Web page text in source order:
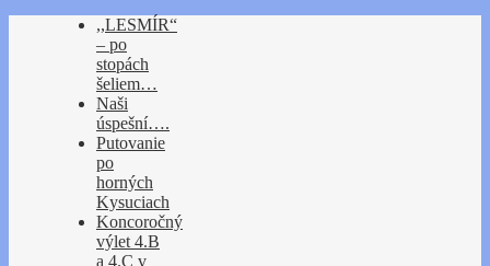
,,LESMÍR“
– po
stopách
šeliem…
Naši
úspešní….
Putovanie
po
horných
Kysuciach
Koncoročný
výlet 4.B
a 4.C v